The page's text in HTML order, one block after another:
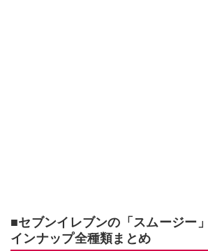
■セブンイレブンの「スムージー
インナップ全種類まとめ